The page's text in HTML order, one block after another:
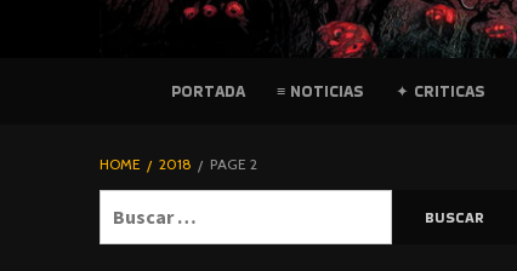
PELICULAS
BLOGHORROR
⋆
PORTADA ≡ NOTICIAS ✦ CRITICAS
HOME 2018 PAGE 2